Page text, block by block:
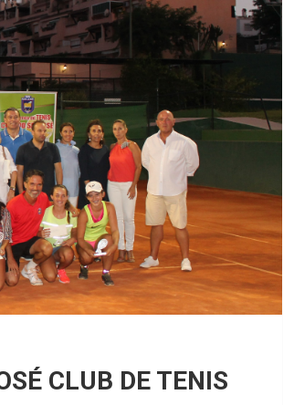
CLUB DE TENIS
Piscina
EDM 26-27 /
EDM 26-27 /